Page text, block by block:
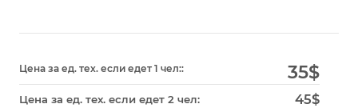
Цена за ед. тех. если едет 1 чел:: 35$
Цена за ед. тех. если едет 2 чел: 45$